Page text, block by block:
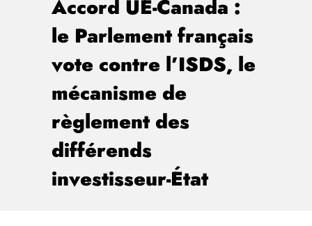
Accord UE-Canada :
le Parlement français
vote contre l’ISDS, le
mécanisme de
règlement des
différends
investisseur-État